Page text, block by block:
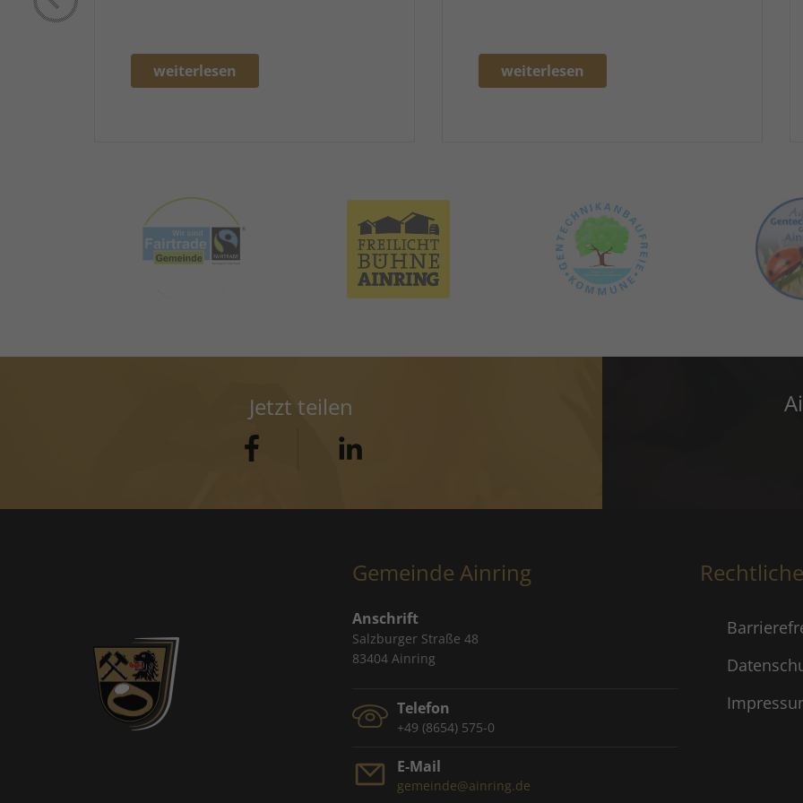
weiterlesen weiterlesen
Jetzt teilen
Gemeinde Ainring
Anschrift
Salzburger Straße 48
83404 Ainring
Telefon
+49 (8654) 575-0
E-Mail
gemeinde@ainring.de